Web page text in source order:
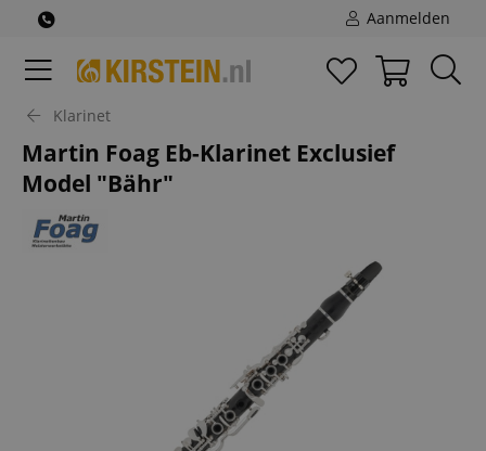
Aanmelden
Klarinet
Martin Foag Eb-Klarinet Exclusief
Model "Bähr"